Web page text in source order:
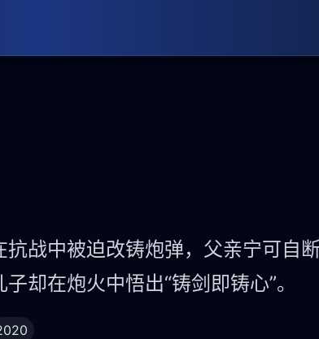
战中被迫改铸炮弹，父亲宁可自
却在炮火中悟出“铸剑即铸心”。